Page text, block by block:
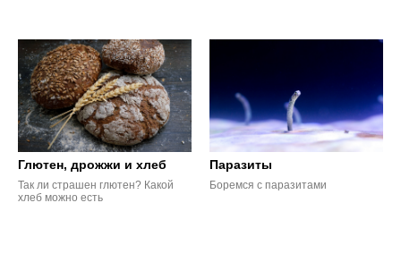
Глютен, дрожжи и хлеб
Так ли страшен глютен? Какой
хлеб можно есть
Паразиты
Боремся с паразитами